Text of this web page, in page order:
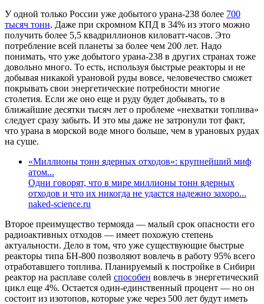
У одной только России уже добытого урана-238 более 700
тысяч тонн. Даже при скромном КПД в 34% из этого можно
получить более 5,5 квадриллионов киловатт-часов. Это
потребление всей планеты за более чем 200 лет. Надо
понимать, что уже добытого урана-238 в других странах тоже
довольно много. То есть, используя быстрые реакторы и не
добывая никакой урановой руды вовсе, человечество сможет
покрывать свои энергетические потребности многие
столетия. Если же оно еще и руду будет добывать, то в
ближайшие десятки тысяч лет о проблеме «нехватки топлива»
следует сразу забыть. И это мы даже не затронули тот факт,
что урана в морской воде много больше, чем в урановых рудах
на суше.
«Миллионы тонн ядерных отходов»: крупнейший миф
атом...
Одни говорят, что в мире миллионы тонн ядерных
отходов и что их никогда не удастся надежно захоро...
naked-science.ru
Второе преимущество термояда — малый срок опасности его
радиоактивных отходов — имеет похожую степень
актуальности. Дело в том, что уже существующие быстрые
реакторы типа БН-800 позволяют вовлечь в работу 95% всего
отработавшего топлива. Планируемый к постройке в Сибири
реактор на расплаве солей способен вовлечь в энергетический
цикл еще 4%. Остается один-единственный процент — но он
состоит из изотопов, которые уже через 500 лет будут иметь